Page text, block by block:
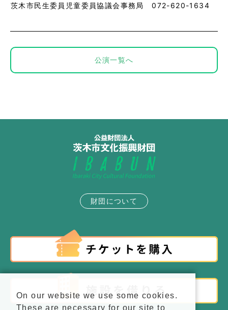
茨木市民生委員児童委員協議会事務局 072-620-1634
公演一覧へ
財団について
On our website we use some cookies.
These are necessary for our site to